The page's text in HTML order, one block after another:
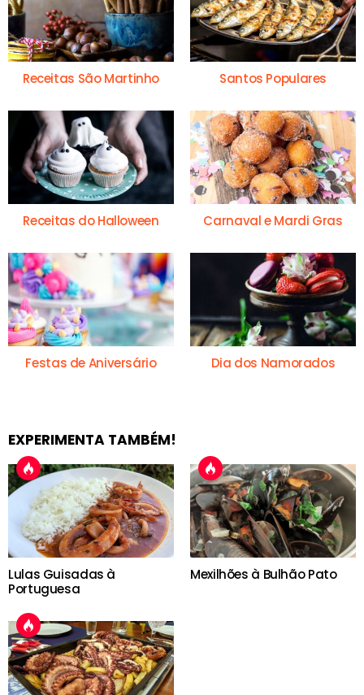
Receitas São Martinho Santos Populares
Receitas do Halloween Carnaval e Mardi Gras
Festas de Aniversário Dia dos Namorados
EXPERIMENTA TAMBÉM!
Lulas Guisadas à
Portuguesa
Mexilhões à Bulhão Pato